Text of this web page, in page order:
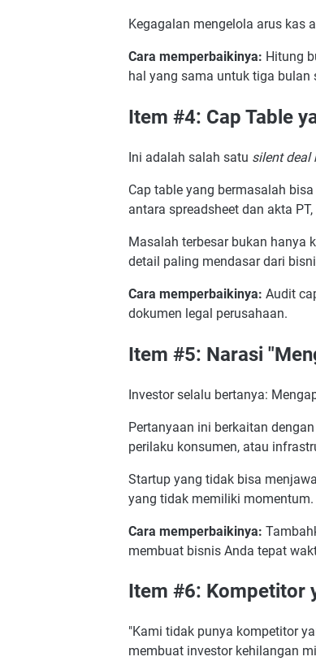
Kegagalan mengelola arus kas
Cara memperbaikinya: Hitung
hal yang sama untuk tiga bulan
Item #4: Cap Table
Ini adalah salah satu silent deal
Cap table yang bermasalah
antara spreadsheet dan akta
Masalah terbesar bukan hanya
detail paling mendasar dari
Cara memperbaikinya: Audit
dokumen legal perusahaan.
Item #5: Narasi
Investor selalu bertanya:
Pertanyaan ini berkaitan dengan
perilaku konsumen, atau
Startup yang tidak bisa
yang tidak memiliki momentum.
Cara memperbaikinya:
membuat bisnis Anda tepat
Item #6: Kompetitor
"Kami tidak punya kompetitor
membuat investor kehilangan